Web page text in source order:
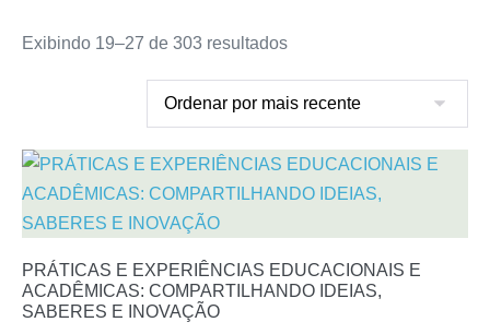
Exibindo 19–27 de 303 resultadosClassificado
mais
recente
PRÁTICAS E EXPERIÊNCIAS EDUCACIONAIS E
ACADÊMICAS: COMPARTILHANDO IDEIAS,
SABERES E INOVAÇÃO